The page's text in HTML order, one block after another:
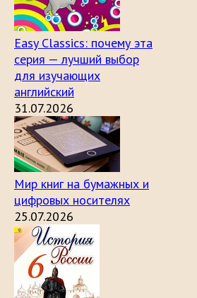
Easy Classics: почему эта
серия — лучший выбор
для изучающих
английский
31.07.2026
Мир книг на бумажных и
цифровых носителях
25.07.2026